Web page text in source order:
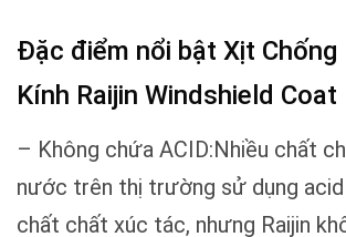
Đặc điểm nổi bật Xịt Chống
Kính Raijin Windshield Coat
– Không chứa ACID:Nhiều chất
nước trên thị trường sử dụng
chất chất xúc tác, nhưng Raijin